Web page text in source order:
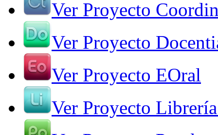
Ver Proyecto
Ver Proyecto
Ver Proyecto EOral
Ver Proyecto